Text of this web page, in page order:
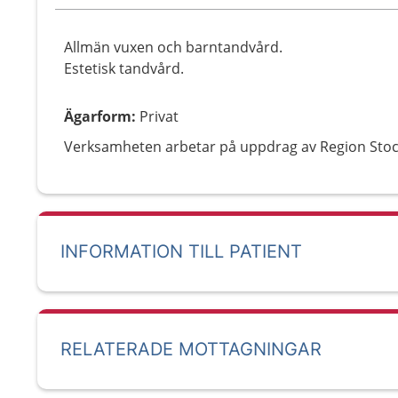
Allmän vuxen och barntandvård.
Estetisk tandvård.
Ägarform: Privat
Verksamheten arbetar på uppdrag av Region
INFORMATION TILL PATIENT
RELATERADE MOTTAGNINGAR